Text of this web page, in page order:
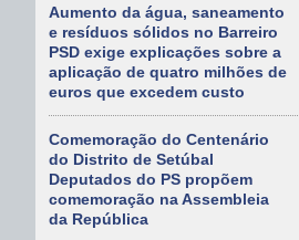
Aumento da água, saneamento
e resíduos sólidos no Barreiro
PSD exige explicações sobre a
aplicação de quatro milhões de
euros que excedem custo
Comemoração do Centenário
do Distrito de Setúbal
Deputados do PS propõem
comemoração na Assembleia
da República